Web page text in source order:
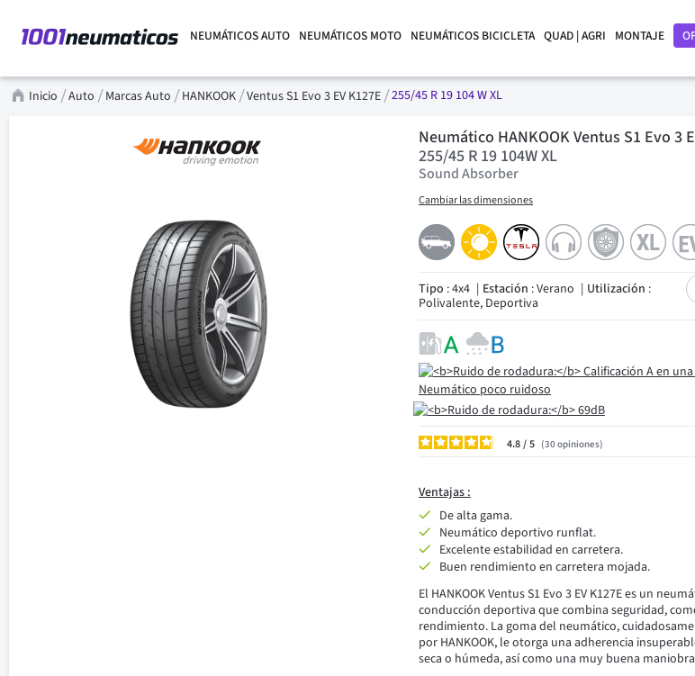
NEUMÁTICOS AUTO NEUMÁTICOS MOTO NEUMÁTICOS BICICLETA QUAD | AGRI MONTAJE
Inicio Auto Marcas Auto HANKOOK Ventus S1 Evo 3 EV K127E 255/45 R 19 104 W XL
Neumático HANKOOK Ventus S1 Evo 3
255/45 R 19 104W XL
Sound Absorber
Cambiar las dimensiones
Tipo : 4x4 Estación : Verano Utilización :
Polivalente, Deportiva
4.8/ 30opiniones
Ventajas :
De alta gama.
Neumático deportivo runflat.
Excelente estabilidad en carretera.
Buen rendimiento en carretera mojada.
El HANKOOK Ventus S1 Evo 3 EV K127E es un
conducción deportiva que combina seguridad,
rendimiento. La goma del neumático,
por HANKOOK, le otorga una adherencia
seca o húmeda, así como una muy buena